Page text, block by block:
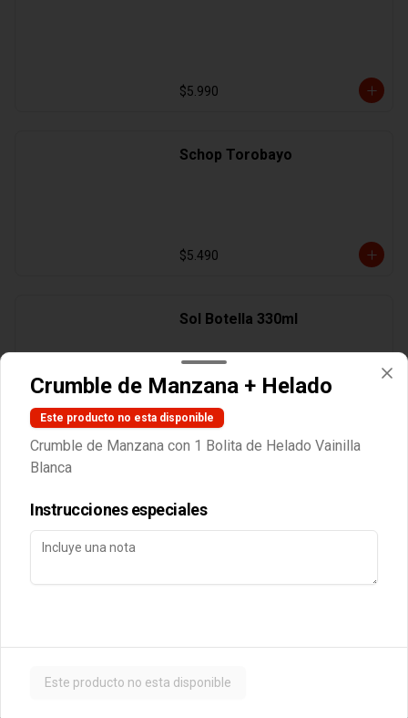
$5.990
Schop Torobayo
$5.490
Sol Botella 330ml
$3.890
Crumble de Manzana + Helado
Este producto no esta disponible
Crumble de Manzana con 1 Bolita de Helado Vainilla
Blanca
Instrucciones especiales
Este producto no esta disponible